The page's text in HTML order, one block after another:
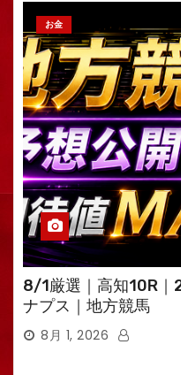
お金
8/1厳選｜高知10R｜
ナプス｜地方競馬
8月 1, 2026